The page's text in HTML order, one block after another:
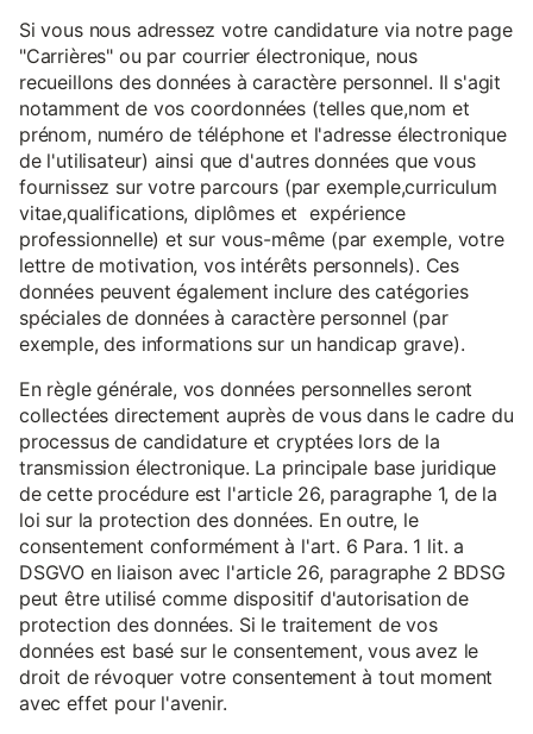
Si vous nous adressez votre candidature via notre page
"Carrières" ou par courrier électronique, nous
recueillons des données à caractère personnel. Il s'agit
notamment de vos coordonnées (telles que,nom et
prénom, numéro de téléphone et l'adresse électronique
de l'utilisateur) ainsi que d'autres données que vous
fournissez sur votre parcours (par exemple,curriculum
vitae,qualifications, diplômes et expérience
professionnelle) et sur vous-même (par exemple, votre
lettre de motivation, vos intérêts personnels). Ces
données peuvent également inclure des catégories
spéciales de données à caractère personnel (par
exemple, des informations sur un handicap grave).
En règle générale, vos données personnelles seront
collectées directement auprès de vous dans le cadre du
processus de candidature et cryptées lors de la
transmission électronique. La principale base juridique
de cette procédure est l'article 26, paragraphe 1, de la
loi sur la protection des données. En outre, le
consentement conformément à l'art. 6 Para. 1 lit. a
DSGVO en liaison avec l'article 26, paragraphe 2 BDSG
peut être utilisé comme dispositif d'autorisation de
protection des données. Si le traitement de vos
données est basé sur le consentement, vous avez le
droit de révoquer votre consentement à tout moment
avec effet pour l'avenir.